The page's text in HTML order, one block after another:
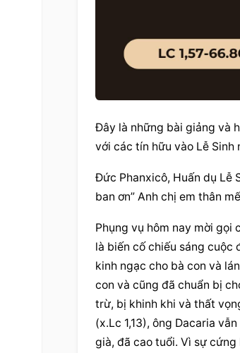
Đây là những bài giảng và
với các tín hữu vào Lễ
Đức Phanxicô, Huấn dụ Lễ
ban ơn” Anh chị em thân
Phụng vụ hôm nay mời gọi
là biến cố chiếu sáng cuộc
kinh ngạc cho bà con và
con và cũng đã chuẩn bị
trừ, bị khinh khi và thất
(x.Lc 1,13), ông Dacaria
già, đã cao tuổi. Vì sự